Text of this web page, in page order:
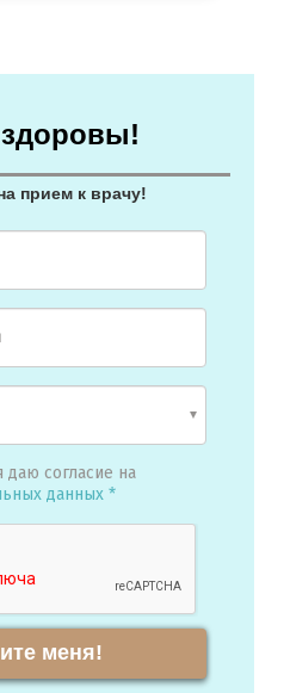
здоровы!
прием к врачу!
согласие на
данных *
меня!